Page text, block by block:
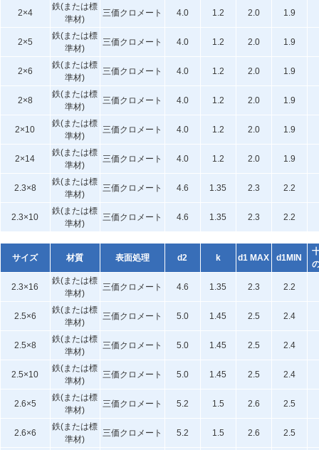
2×4
鉄(または標
準材)
三価クロメート 4.0 1.2 2.0 1.9
2×5
鉄(または標
準材)
三価クロメート 4.0 1.2 2.0 1.9
2×6
鉄(または標
準材)
三価クロメート 4.0 1.2 2.0 1.9
2×8
鉄(または標
準材)
三価クロメート 4.0 1.2 2.0 1.9
2×10
鉄(または標
準材)
三価クロメート 4.0 1.2 2.0 1.9
2×14
鉄(または標
準材)
三価クロメート 4.0 1.2 2.0 1.9
2.3×8
鉄(または標
準材)
三価クロメート 4.6 1.35 2.3 2.2
2.3×10
鉄(または標
準材)
三価クロメート 4.6 1.35 2.3 2.2
サイズ 材質 表面処理 d2 k d1 MAX d1MIN
2.3×16
鉄(または標
準材)
三価クロメート 4.6 1.35 2.3 2.2
2.5×6
鉄(または標
準材)
三価クロメート 5.0 1.45 2.5 2.4
2.5×8
鉄(または標
準材)
三価クロメート 5.0 1.45 2.5 2.4
2.5×10
鉄(または標
準材)
三価クロメート 5.0 1.45 2.5 2.4
2.6×5
鉄(または標
準材)
三価クロメート 5.2 1.5 2.6 2.5
2.6×6
鉄(または標
準材)
三価クロメート 5.2 1.5 2.6 2.5